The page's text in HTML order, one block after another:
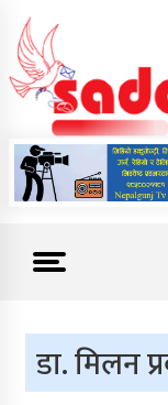
content
News For Nepal
डा. मिलन